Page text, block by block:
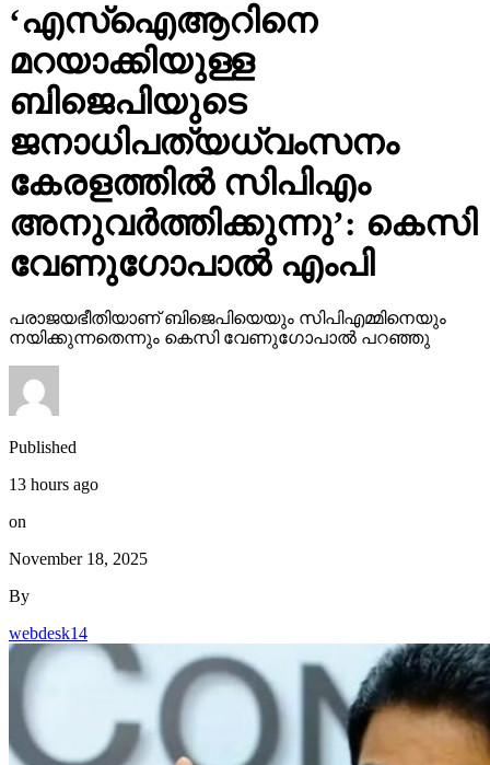
‘എസ്‌ഐആറിനെ
മറയാക്കിയുള്ള
ബിജെപിയുടെ
ജനാധിപത്യധ്വംസനം
കേരളത്തില്‍ സിപിഎം
അനുവര്‍ത്തിക്കുന്നു’: കെസി
വേണുഗോപാല്‍ എംപി
പരാജയഭീതിയാണ് ബിജെപിയെയും സിപിഎമ്മിനെയും
നയിക്കുന്നതെന്നും കെസി വേണുഗോപാല്‍ പറഞ്ഞു
Published
13 hours ago
on
November 18, 2025
By
webdesk14